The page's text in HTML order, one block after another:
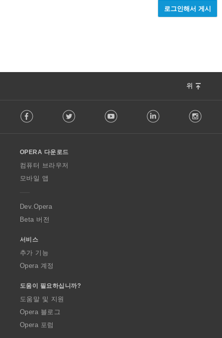
로그인해서 게시
위
o
w
O
p
a
Facebook Twitter Youtube LinkedIn
OPERA 다운로드
컴퓨터 브라우저
모바일 앱
Dev.Opera
Beta 버전
서비스
추가 기능
Opera 계정
도움이 필요하십니까?
도움말 및 지원
Opera 블로그
Opera 포럼